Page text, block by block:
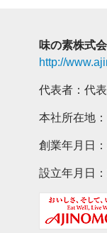
味の素株式
http://
代表者：代
本社所在地
創業年月日
設立年月日